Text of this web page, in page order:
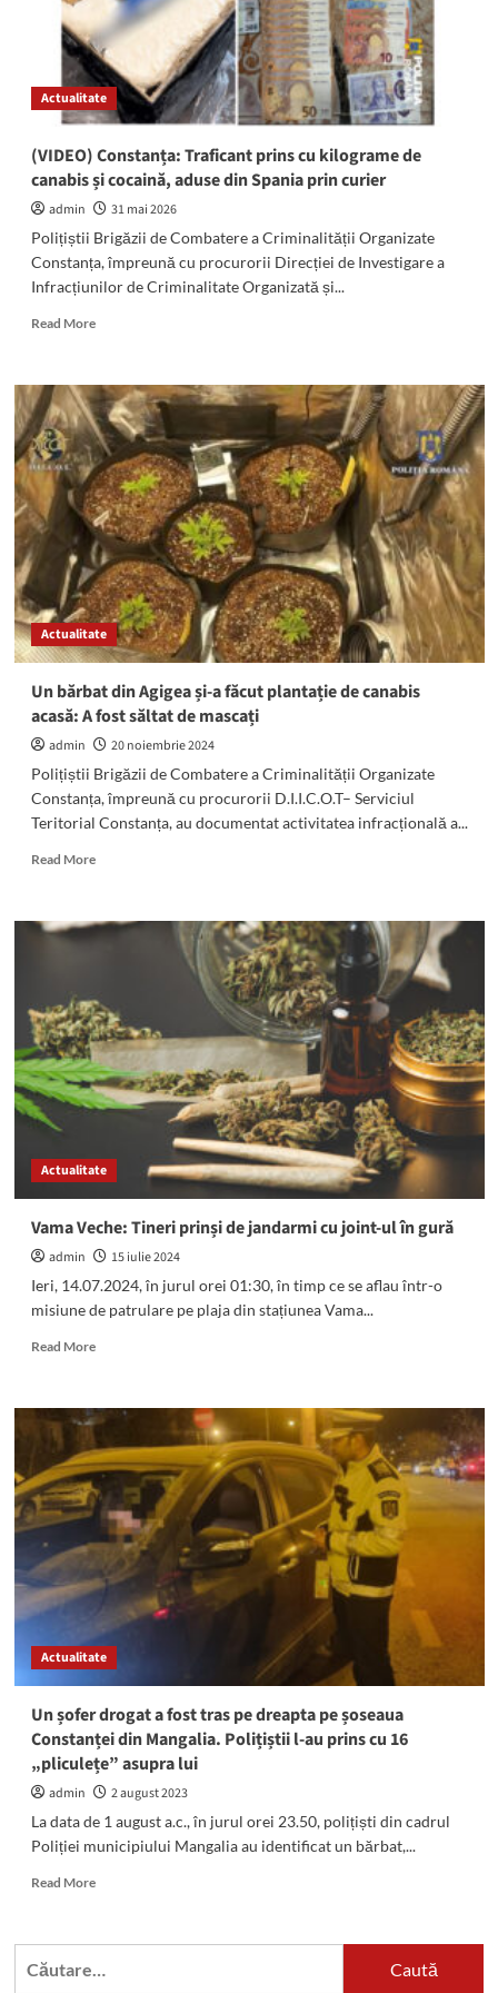
Actualitate
(VIDEO) Constanța: Traficant prins cu kilograme de
canabis și cocaină, aduse din Spania prin curier
admin
31 mai 2026
Polițiștii Brigăzii de Combatere a Criminalității Organizate
Constanța, împreună cu procurorii Direcției de Investigare a
Infracțiunilor de Criminalitate Organizată și...
Read MoreRead
(VIDEO)
Constanța:
Traficant
prins
cu
kilograme
de
canabis
și
cocaină,
aduse
din
Spania
prin
Actualitate
Un bărbat din Agigea și-a făcut plantație de canabis
acasă: A fost săltat de mascați
admin
20 noiembrie 2024
Polițiștii Brigăzii de Combatere a Criminalității Organizate
Constanța, împreună cu procurorii D.I.I.C.O.T– Serviciul
Teritorial Constanța, au documentat activitatea infracțională a...
Read MoreRead
Un
și-
a
făcut
plantație
de
canabis
fost
mascați
Actualitate
Vama Veche: Tineri prinși de jandarmi cu joint-ul în gură
admin
15 iulie 2024
Ieri, 14.07.2024, în jurul orei 01:30, în timp ce se aflau într-o
misiune de patrulare pe plaja din stațiunea Vama...
Read MoreRead
Vama
Veche:
Tineri
prinși
de
jandarmi
cu
joint-
ul
Actualitate
Un șofer drogat a fost tras pe dreapta pe șoseaua
Constanței din Mangalia. Polițiștii l-au prins cu 16
„pliculețe” asupra lui
admin
2 august 2023
La data de 1 august a.c., în jurul orei 23.50, polițiști din cadrul
Poliției municipiului Mangalia au identificat un bărbat,...
Read MoreRead
Un
Caută